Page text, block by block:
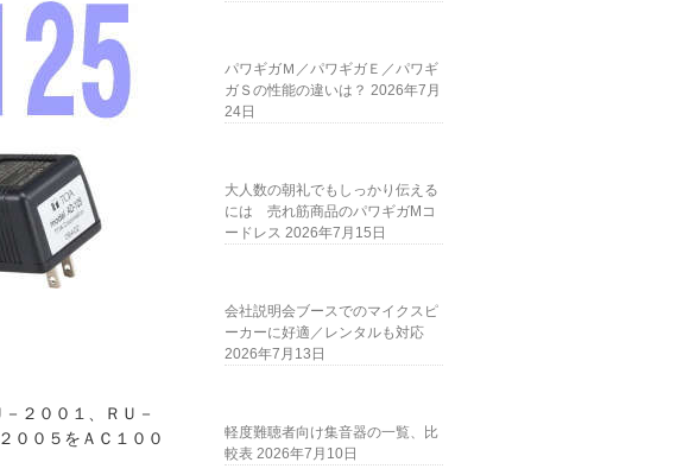
２００１、ＲＵ－
００５をＡＣ１００
パワギガＭ／パワギガＥ／パワギ
ガＳの性能の違いは？ 2026年7月
24日
大人数の朝礼でもしっかり伝える
には 売れ筋商品のパワギガMコ
ードレス 2026年7月15日
会社説明会ブースでのマイクスピ
ーカーに好適／レンタルも対応
2026年7月13日
軽度難聴者向け集音器の一覧、比
較表 2026年7月10日